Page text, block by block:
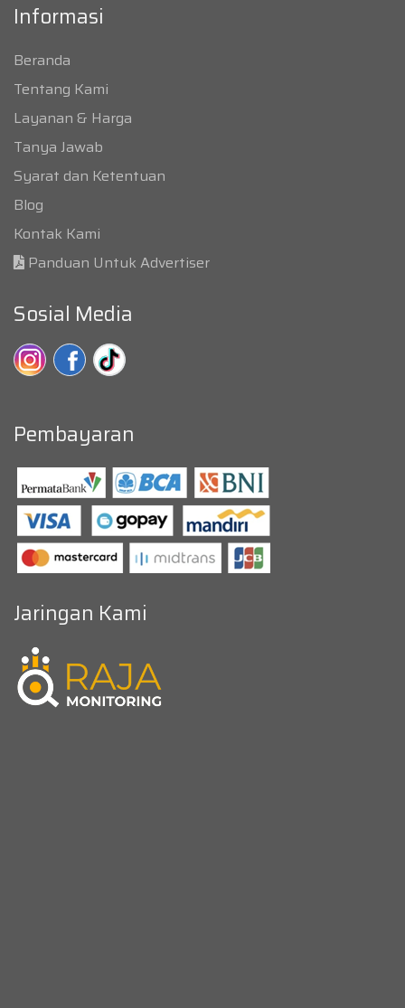
Informasi
Beranda
Tentang Kami
Layanan & Harga
Tanya Jawab
Syarat dan Ketentuan
Blog
Kontak Kami
Panduan Untuk Advertiser
Sosial Media
Pembayaran
Jaringan Kami